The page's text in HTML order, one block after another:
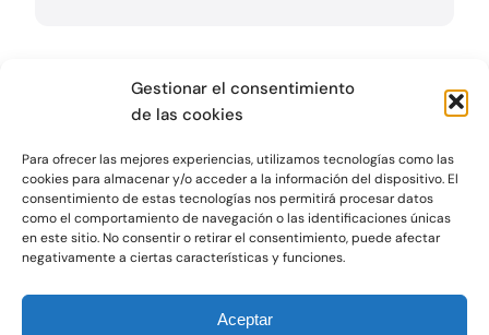
Gestionar el consentimiento
de las cookies
Para ofrecer las mejores experiencias, utilizamos tecnologías como las
cookies para almacenar y/o acceder a la información del dispositivo. El
consentimiento de estas tecnologías nos permitirá procesar datos
como el comportamiento de navegación o las identificaciones únicas
en este sitio. No consentir o retirar el consentimiento, puede afectar
negativamente a ciertas características y funciones.
Aceptar
Suscríbete y recibe
las últimas noticias.
Todo lo que debes saber